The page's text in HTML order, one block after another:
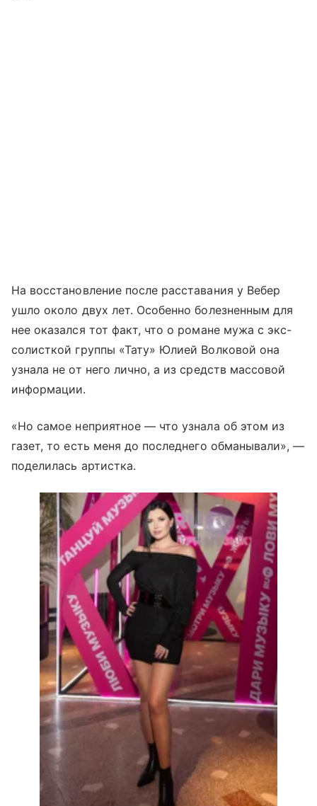
На восстановление после расставания у Вебер
ушло около двух лет. Особенно болезненным для
нее оказался тот факт, что о романе мужа с экс-
солисткой группы «Тату» Юлией Волковой она
узнала не от него лично, а из средств массовой
информации.
«Но самое неприятное — что узнала об этом из
газет, то есть меня до последнего обманывали», —
поделилась артистка.